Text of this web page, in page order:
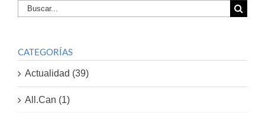
Buscar
por:
CATEGORÍAS
Actualidad (39)
All.Can (1)